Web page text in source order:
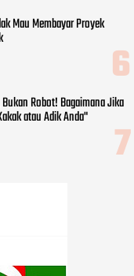
Mau Membayar Proyek
Robot! Bagaimana Jika
atau Adik Anda"